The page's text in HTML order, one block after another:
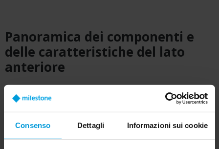
Consenso Dettagli Informazioni sui cookie
Panoramica dei componenti e
delle caratteristiche del lato
anteriore
Pulsante di accensione
Attività disco rigido
Jack audio universale
USB 3.2 Tipo A Gen1 (5 Gbps)